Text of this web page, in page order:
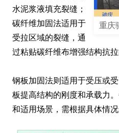
水泥浆液填充裂缝；
碳纤维加固法适用于
受拉区域的裂缝，通
过粘贴碳纤维布增强结构抗拉
钢板加固法则适用于受压或
板提高结构的刚度和承载力
和适用场景，需根据具体情况